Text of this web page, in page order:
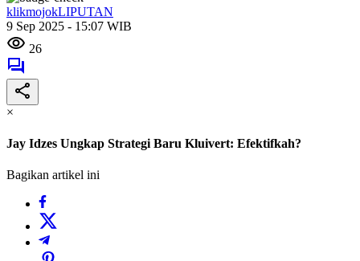
klikmojokLIPUTAN
9 Sep 2025 - 15:07 WIB
26
×
Jay Idzes Ungkap Strategi Baru Kluivert: Efektifkah?
Bagikan artikel ini